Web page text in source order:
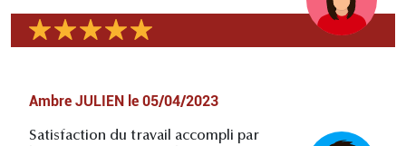
Ambre JULIEN le 05/04/2023
Satisfaction du travail accompli par